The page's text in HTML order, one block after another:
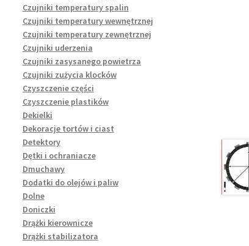
Czujniki temperatury spalin
Czujniki temperatury wewnętrznej
Czujniki temperatury zewnętrznej
Czujniki uderzenia
Czujniki zasysanego powietrza
Czujniki zużycia klocków
Czyszczenie części
Czyszczenie plastików
Dekielki
Dekoracje tortów i ciast
Detektory
Dętki i ochraniacze
Dmuchawy
Dodatki do olejów i paliw
Dolne
Doniczki
Drążki kierownicze
Drążki stabilizatora